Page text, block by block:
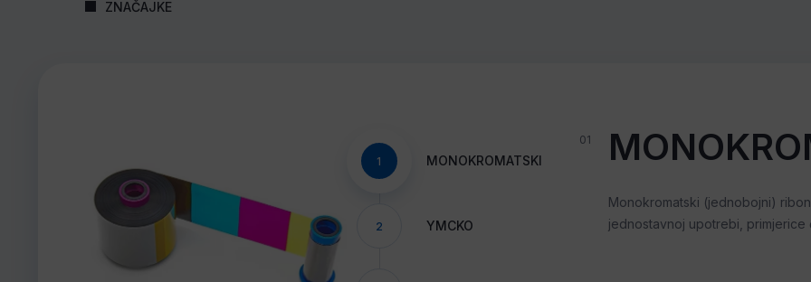
ZNAČAJKE
1 MONOKROMATSKI
2 YMCKO
01
Monokromatski (jednobojni)
jednostavnoj upotrebi, primjerice